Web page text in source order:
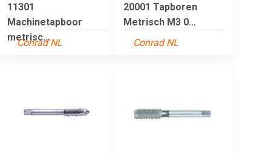
11301
Machinetapboor
metrisc...
Conrad NL
20001 Tapboren
Metrisch M3 0...
Conrad NL